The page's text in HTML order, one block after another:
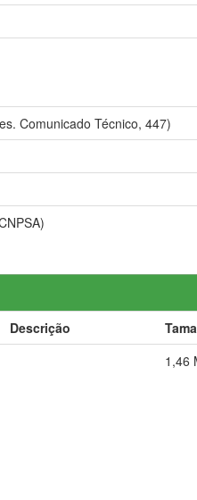
Comunicado Técnico, 447)
Descrição
1,46